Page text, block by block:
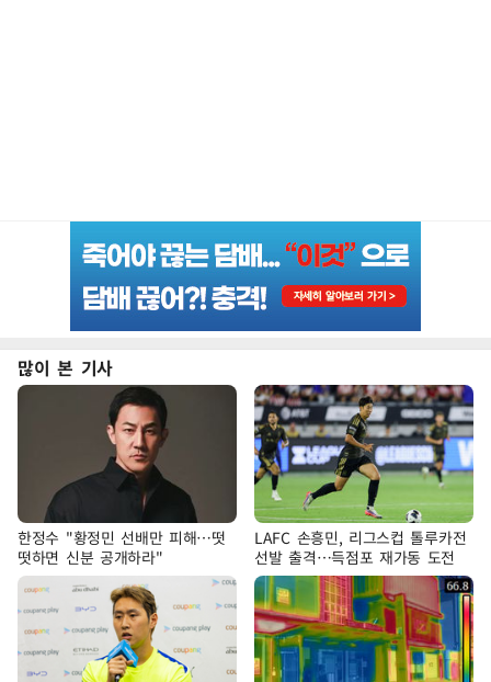
많이 본 기사
한정수 "황정민 선배만 피해…떳
떳하면 신분 공개하라"
LAFC 손흥민, 리그스컵 톨루카전
선발 출격…득점포 재가동 도전